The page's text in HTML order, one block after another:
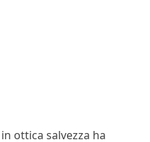
ottica salvezza ha